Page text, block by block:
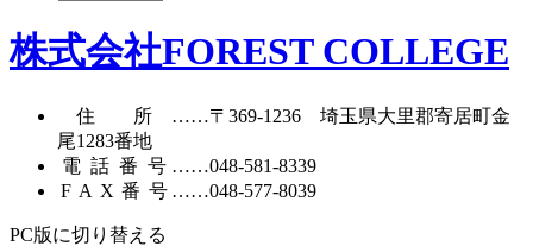
カ
イ
株式会社FOREST COLLEGE
住所……〒369-1236 埼玉県大里郡寄居町金
尾1283番地
電話番号……048-581-8339
FAX番号……048-577-8039
PC版に切り替える